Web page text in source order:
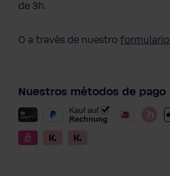
de 3h.
O a través de nuestro
Nuestros métodos de pago